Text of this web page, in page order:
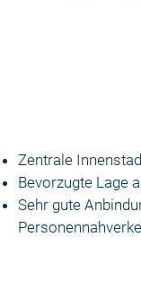
Zentrale
Bevorzugte Lage
Sehr gute